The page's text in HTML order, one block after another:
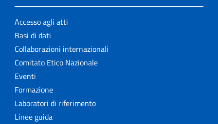
Accesso agli atti
Basi di dati
Collaborazioni internazionali
Comitato Etico Nazionale
Eventi
Formazione
Laboratori di riferimento
Linee guida